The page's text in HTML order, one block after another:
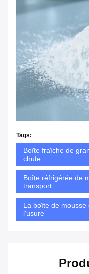
Tags:
Boîte fraîche de
chute
Boîte réfrigérée de
transport
La boîte de
l'usure